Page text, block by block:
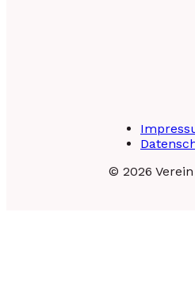
© 2026